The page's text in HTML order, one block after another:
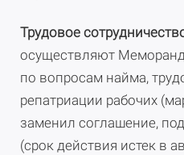
Трудовое
осуществляют
по вопросам найма,
репатриации рабочих
заменил соглашение,
(срок действия истек в